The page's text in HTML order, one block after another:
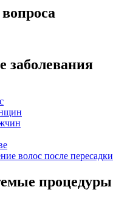
заболевания
волос после пересадки
процедуры